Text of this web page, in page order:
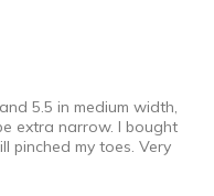
big
5.5 in medium width,
extra narrow. I bought
pinched my toes. Very